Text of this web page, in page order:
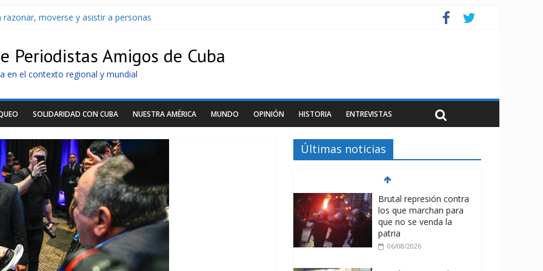
moverse y asistir a personas
recibidos desde Argentina
sin informarlo
Periodistas Amigos de Cuba
en el contexto regional y mundial
SOLIDARIDAD CON CUBA NUESTRA AMÉRICA MUNDO OPINIÓN HISTORIA ENTREVISTAS
Últimas noticias
Brutal represión contra
los que marchan para
que no se venda la
patria
06/08/2026